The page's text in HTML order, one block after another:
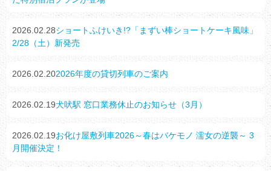
2026.02.28ショートふけいき!?「まずい棒ショートケーキ風味」
2/28（土）新発売
2026.02.202026年度の貸切列車のご案内
2026.02.19犬吠駅 窓口業務休止のお知らせ（3月）
2026.02.19お化け屋敷列車2026～春はバケモノ 濡女の逆襲～ 3
月開催決定！